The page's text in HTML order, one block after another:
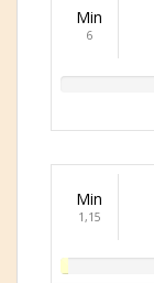
Min
6
Min
1,15